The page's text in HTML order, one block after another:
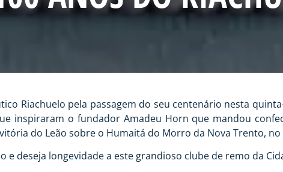
Riachuelo pela passagem do seu centenário nesta
inspiraram o fundador Amadeu Horn que mandou
do Leão sobre o Humaitá do Morro da Nova Trento, no
e deseja longevidade a este grandioso clube de remo da